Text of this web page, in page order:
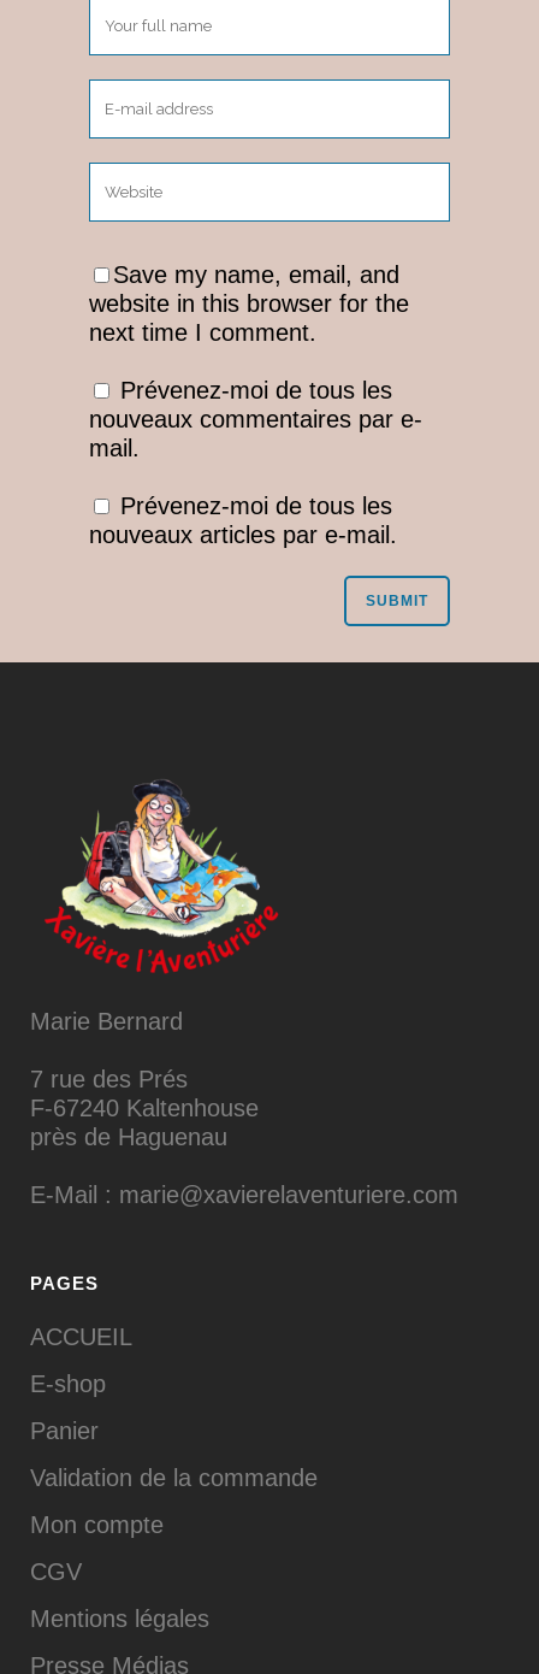
Save my name, email, and
website in this browser for the
next time I comment.
Prévenez-moi de tous les
nouveaux commentaires par e-
mail.
Prévenez-moi de tous les
nouveaux articles par e-mail.
Marie Bernard
7 rue des Prés
F-67240 Kaltenhouse
près de Haguenau
E-Mail : marie@xavierelaventuriere.com
PAGES
ACCUEIL
E-shop
Panier
Validation de la commande
Mon compte
CGV
Mentions légales
Presse Médias